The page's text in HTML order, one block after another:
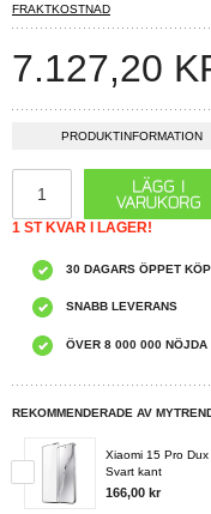
FRAKTKOSTNAD
7.127,20
PRODUKTINFORMATION
1 ST KVAR I LAGER!
30 DAGARS ÖPPET KÖP
SNABB LEVERANS
ÖVER 8 000 000 NÖJDA
REKOMMENDERADE AV
Xiaomi 15 Pro
Svart kant
166,00 kr